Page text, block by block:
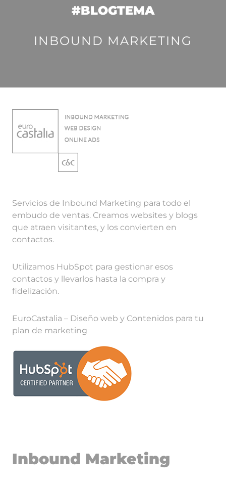
#BLOGTEMA
INBOUND MARKETING
Servicios de Inbound Marketing para todo el
embudo de ventas. Creamos websites y blogs
que atraen visitantes, y los convierten en
contactos.
Utilizamos HubSpot para gestionar esos
contactos y llevarlos hasta la compra y
fidelización.
EuroCastalia – Diseño web y Contenidos para tu
plan de marketing
Inbound Marketing